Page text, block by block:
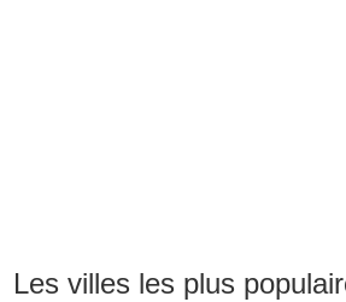
Les villes les plus